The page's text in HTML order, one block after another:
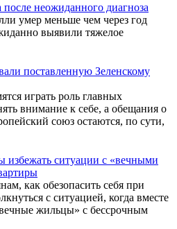
неожиданного диагноза
умер меньше чем через год
выявили тяжелое
поставленную Зеленскому
играть роль главных
внимание к себе, а обещания о
союз остаются, по сути,
избежать ситуации с «вечными
как обезопасить себя при
с ситуацией, когда вместе
жильцы» с бессрочным